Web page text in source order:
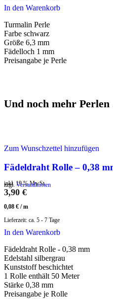
In den Warenkorb
Turmalin Perle
Farbe schwarz
Größe 6,3 mm
Fädelloch 1 mm
Preisangabe je Perle
Und noch mehr Perlen
Zum Wunschzettel hinzufügen
Fädeldraht Rolle – 0,38
inkl. 19 % MwSt.
zzgl. Versandkosten
3,90 €
0,08 € /m
Lieferzeit: ca. 5 - 7 Tage
In den Warenkorb
Fädeldraht Rolle - 0,38 mm
Edelstahl silbergrau
Kunststoff beschichtet
1 Rolle enthält 50 Meter
Stärke 0,38 mm
Preisangabe je Rolle